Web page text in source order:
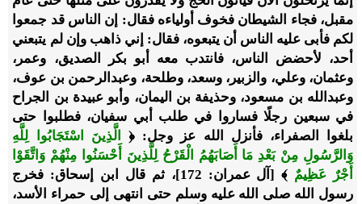
مقبل، فجاء الشيطان فخوف أولياءه فقال: إن الناس قد جمعوا
لكم فأبى عليه الناس أن يتبعوه، فقال: إني ذاهب وإن لم يتبعني
أحد، لأحضض الناس، فانتدب معه أبو بكر الصديق، وعمر،
وعثمان، وعلي، والزبير، وسعد، وطلحة، وعبدالرحمن بن عوف،
وعبدالله بن مسعود، وحذيفة بن اليمان، وأبو عبيدة بن الجراح
في سبعين رجلًا فساروا في طلب أبي سفيان، فطلبوا حتى
بلغوا الصفراء، فأنزل الله عز وجل: ﴿
الَّذِينَ اسْتَجَابُوا لِلَّهِ
وَالرَّسُولِ مِنْ بَعْدِ مَا أَصَابَهُمُ الْقَرْحُ لِلَّذِينَ أَحْسَنُوا مِنْهُمْ وَاتَّقَوْا
أَجْرٌ عَظِيمٌ
﴾ [آل عمران: 172]، ثم قال ابن إسحاق: فخرج
رسول الله صلى الله عليه وسلم حتى انتهى إلى حمراء الأسد،